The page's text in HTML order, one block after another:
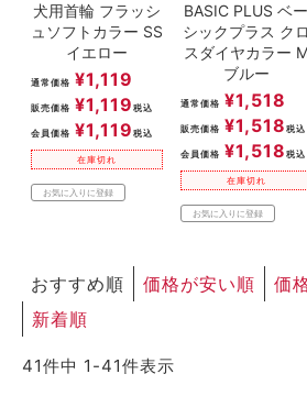
犬用首輪 フラッシ
ュソフトカラー SS
イエロー
通常価格 ¥1,119
販売価格 ¥1,119 税込
会員価格 ¥1,119 税込
在庫切れ
お気に入りに登録
BASIC PLUS ベー
シックプラス クロ
スダイヤカラー
ブルー
通常価格 ¥1,518
販売価格 ¥1,518 税込
会員価格 ¥1,518 税込
在庫切れ
お気に入りに登録
おすすめ順 価格が安い順
価
新着順
41件中 1 -41件表示